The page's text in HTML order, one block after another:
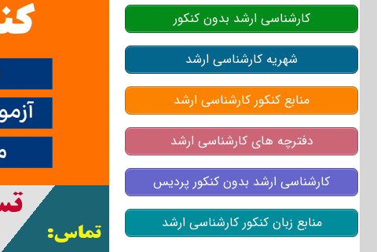
کارشناسی ارشد بدون کنکور
شهریه کارشناسی ارشد
منابع کنکور کارشناسی ارشد
دفترچه های کارشناسی ارشد
کارشناسی ارشد بدون کنکور پردیس
منابع زبان کنکور کارشناسی ارشد